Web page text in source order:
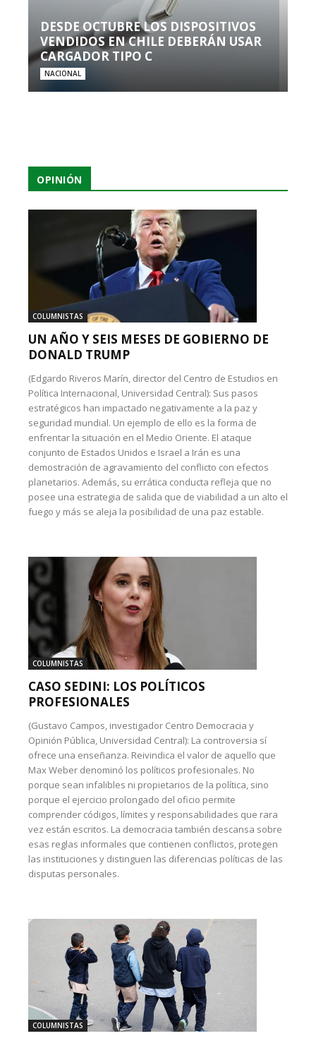
DESDE OCTUBRE LOS DISPOSITIVOS
VENDIDOS EN CHILE DEBERÁN USAR
CARGADOR TIPO C
NACIONAL
OPINIÓN
COLUMNISTAS
UN AÑO Y SEIS MESES DE GOBIERNO DE
DONALD TRUMP
(Edgardo Riveros Marín, director del Centro de Estudios en
Política Internacional, Universidad Central): Sus pasos
estratégicos han impactado negativamente a la paz y
seguridad mundial. Un ejemplo de ello es la forma de
enfrentar la situación en el Medio Oriente. El ataque
conjunto de Estados Unidos e Israel a Irán es una
demostración de agravamiento del conflicto con efectos
planetarios. Además, su errática conducta refleja que no
posee una estrategia de salida que de viabilidad a un alto el
fuego y más se aleja la posibilidad de una paz estable.
COLUMNISTAS
CASO SEDINI: LOS POLÍTICOS
PROFESIONALES
(Gustavo Campos, investigador Centro Democracia y
Opinión Pública, Universidad Central): La controversia sí
ofrece una enseñanza. Reivindica el valor de aquello que
Max Weber denominó los políticos profesionales. No
porque sean infalibles ni propietarios de la política, sino
porque el ejercicio prolongado del oficio permite
comprender códigos, límites y responsabilidades que rara
vez están escritos. La democracia también descansa sobre
esas reglas informales que contienen conflictos, protegen
las instituciones y distinguen las diferencias políticas de las
disputas personales.
COLUMNISTAS